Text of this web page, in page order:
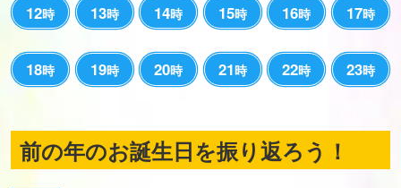
12時 13時 14時 15時 16時 17時
18時 19時 20時 21時 22時 23時
前の年のお誕生日を振り返ろう！